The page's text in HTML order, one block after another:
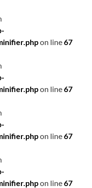
on line67
on line67
on line67
on line67